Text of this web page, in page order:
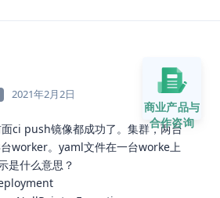
2021年2月2日
ci push镜像都成功了。集群，两台
worker。yaml文件在一台worke上
是什么意思？
商业产品与
合作咨询